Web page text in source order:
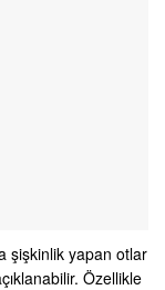
şişkinlik yapan otlar
Özellikle